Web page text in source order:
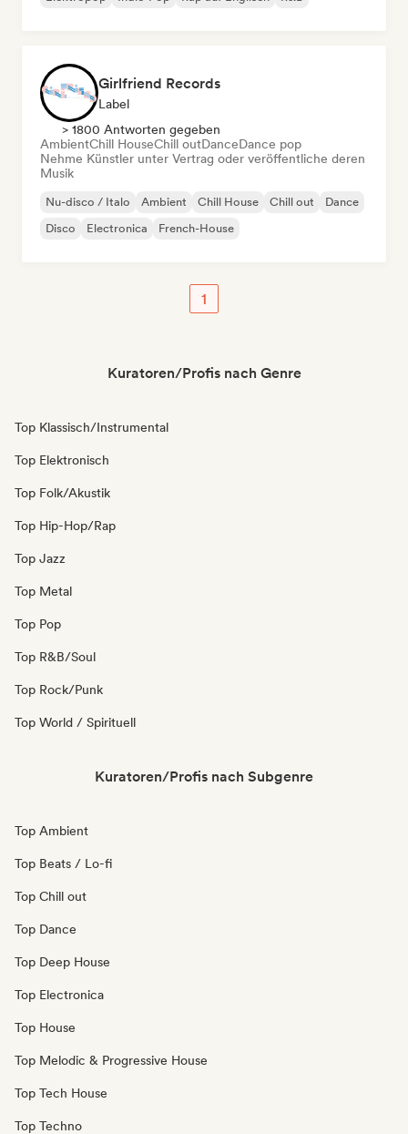
Girlfriend Records
Label
> 1800 Antworten gegeben
AmbientChill HouseChill outDanceDance pop
Nehme Künstler unter Vertrag oder veröffentliche deren
Musik
Nu-disco / Italo Ambient Chill House Chill out
Dance
Disco
Electronica French-House
1
Kuratoren/Profis nach Genre
Top Klassisch/Instrumental
Top Elektronisch
Top Folk/Akustik
Top Hip-Hop/Rap
Top Jazz
Top Metal
Top Pop
Top R&B/Soul
Top Rock/Punk
Top World / Spirituell
Kuratoren/Profis nach Subgenre
Top Ambient
Top Beats / Lo-fi
Top Chill out
Top Dance
Top Deep House
Top Electronica
Top House
Top Melodic & Progressive House
Top Tech House
Top Techno